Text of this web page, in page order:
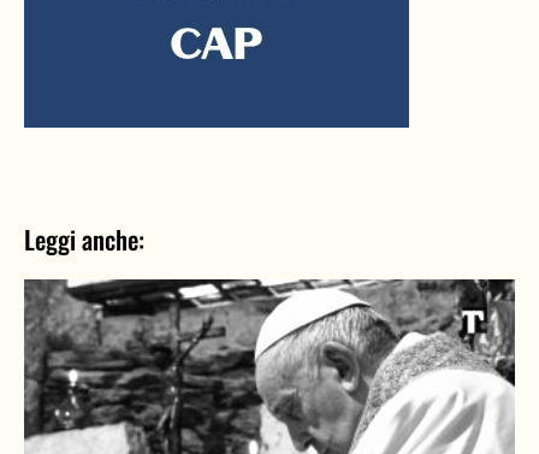
Leggi anche: